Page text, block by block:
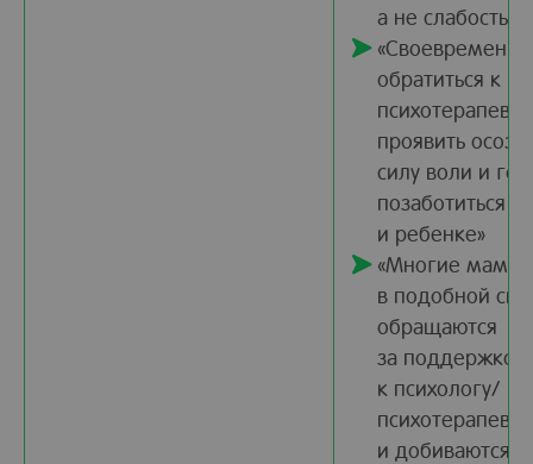
а не слабость»
«Своевременно
обратиться к
проявить
силу воли и
позаботиться о
и ребенке»
«Многие мамы
в подобной
обращаются
за поддержкой
к психологу/
психотерапевту
и добиваются